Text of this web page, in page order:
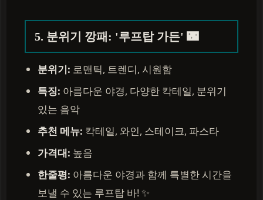
5. 분위기 깡패: '루프탑 가든' 🌃
분위기: 로맨틱, 트렌디, 시원함
특징: 아름다운 야경, 다양한 칵테일, 분위기
있는 음악
추천 메뉴: 칵테일, 와인, 스테이크, 파스타
가격대: 높음
한줄평: 아름다운 야경과 함께 특별한 시간을
보낼 수 있는 루프탑 바! ✨